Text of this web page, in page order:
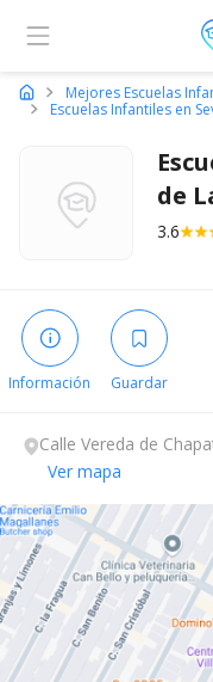
Mejores Escuelas
Escuelas Infantiles en
de
3.6
Información Guardar
Calle Vereda de
Rinconada, Sevilla.
Ver mapa